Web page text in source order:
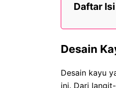
Daftar
Desain
Desain kayu
ini. Dari